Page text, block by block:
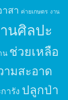
สา ค่ายเกษตร งาน
นศิลปะ
น ช่วยเหลือ
มสะอาด
ารัง ปลูกป่า